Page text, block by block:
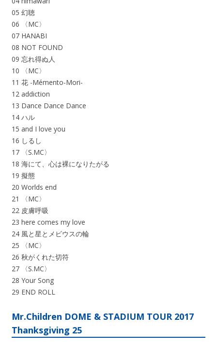
05 幻聴
06 〈MC〉
07 HANABI
08 NOT FOUND
09 忘れ得ぬ人
10 〈MC〉
11 花 -Mémento-Mori-
12 addiction
13 Dance Dance Dance
14 ハル
15 and I love you
16 しるし
17 〈S.MC〉
18 海にて、心は裸になりたがる
19 擬態
20 Worlds end
21 〈MC〉
22 皮膚呼吸
23 here comes my love
24 風と星とメビウスの輪
25 〈MC〉
26 秋がくれた切符
27 〈S.MC〉
28 Your Song
29 END ROLL
Mr.Children DOME & STADIUM TOUR 2017
Thanksgiving 25